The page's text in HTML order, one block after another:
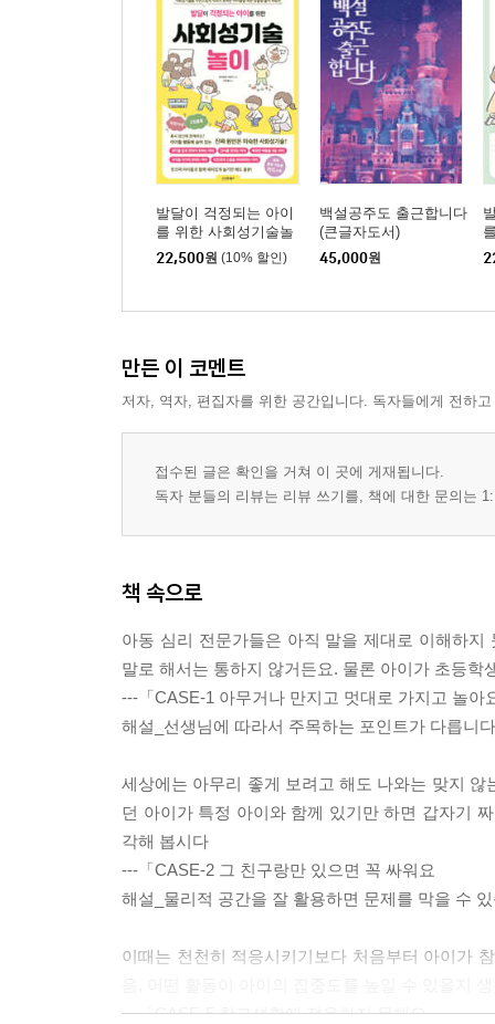
발달이 걱정되는 아이
를 위한 사회성기술놀
이
22,500원 (10% 할인)
백설공주도 출근합니다
(큰글자도서)
45,000원
만든 이 코멘트
저자, 역자, 편집자를 위한 공간입니다. 독자들에게 전하
접수된 글은 확인을 거쳐 이 곳에 게재됩니다.
독자 분들의 리뷰는 리뷰 쓰기를, 책에 대한 문의는
책 속으로
아동 심리 전문가들은 아직 말을 제대로 이해하
말로 해서는 통하지 않거든요. 물론 아이가 초등
---「CASE-1 아무거나 만지고 멋대로 가지고 놀아
해설_선생님에 따라서 주목하는 포인트가 다릅니
세상에는 아무리 좋게 보려고 해도 나와는 맞지
던 아이가 특정 아이와 함께 있기만 하면 갑자기
각해 봅시다
---「CASE-2 그 친구랑만 있으면 꼭 싸워요
해설_물리적 공간을 잘 활용하면 문제를 막을 수
이때는 천천히 적응시키기보다 처음부터 아이가
---「CASE-5 학교생활에 적응하지 못해요